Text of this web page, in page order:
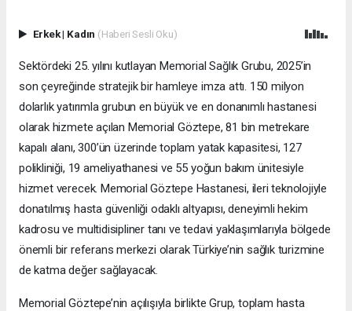
Erkek| Kadın (Haberi Sesli Oku)
Sektördeki 25. yılını kutlayan Memorial Sağlık Grubu, 2025’in
son çeyreğinde stratejik bir hamleye imza attı. 150 milyon
dolarlık yatırımla grubun en büyük ve en donanımlı hastanesi
olarak hizmete açılan Memorial Göztepe, 81 bin metrekare
kapalı alanı, 300’ün üzerinde toplam yatak kapasitesi, 127
polikliniği, 19 ameliyathanesi ve 55 yoğun bakım ünitesiyle
hizmet verecek. Memorial Göztepe Hastanesi, ileri teknolojiyle
donatılmış hasta güvenliği odaklı altyapısı, deneyimli hekim
kadrosu ve multidisipliner tanı ve tedavi yaklaşımlarıyla bölgede
önemli bir referans merkezi olarak Türkiye’nin sağlık turizmine
de katma değer sağlayacak.
Memorial Göztepe’nin açılışıyla birlikte Grup, toplam hasta